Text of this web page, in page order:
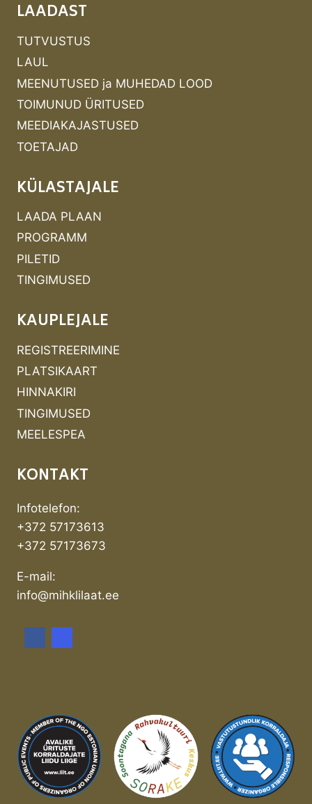
LAADAST
TUTVUSTUS
LAUL
MEENUTUSED ja MUHEDAD LOOD
TOIMUNUD ÜRITUSED
MEEDIAKAJASTUSED
TOETAJAD
KÜLASTAJALE
LAADA PLAAN
PROGRAMM
PILETID
TINGIMUSED
KAUPLEJALE
REGISTREERIMINE
PLATSIKAART
HINNAKIRI
TINGIMUSED
MEELESPEA
KONTAKT
Infotelefon:
+372 57173613
+372 57173673
E-mail:
info@mihklilaat.ee